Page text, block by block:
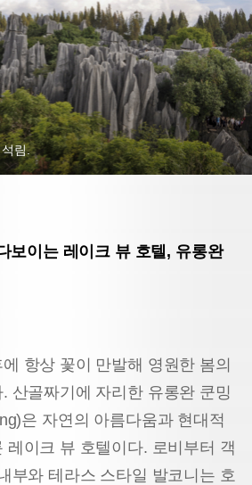
림.
보이는 레이크 뷰 호텔, 유롱완
항상 꽃이 만발해 영원한 봄의
산골짜기에 자리한 유롱완 쿤밍
은 자연의 아름다움과 현대적
레이크 뷰 호텔이다. 로비부터 객
부와 테라스 스타일 발코니는 호